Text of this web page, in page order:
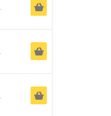
Ä
Ä
Ä